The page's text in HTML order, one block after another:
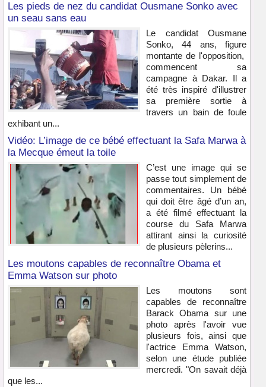
Les pieds de nez du candidat Ousmane Sonko avec
un seau sans eau
Le candidat Ousmane
Sonko, 44 ans, figure
montante de l'opposition,
commencent sa
campagne à Dakar. Il a
été très inspiré d'illustrer
sa première sortie à
travers un bain de foule
exhibant un...
Vidéo: L’image de ce bébé effectuant la Safa Marwa à
la Mecque émeut la toile
C’est une image qui se
passe tout simplement de
commentaires. Un bébé
qui doit être âgé d’un an,
a été filmé effectuant la
course du Safa Marwa
attirant ainsi la curiosité
de plusieurs pèlerins...
Les moutons capables de reconnaître Obama et
Emma Watson sur photo
Les moutons sont
capables de reconnaître
Barack Obama sur une
photo après l'avoir vue
plusieurs fois, ainsi que
l'actrice Emma Watson,
selon une étude publiée
mercredi. "On savait déjà
que les...